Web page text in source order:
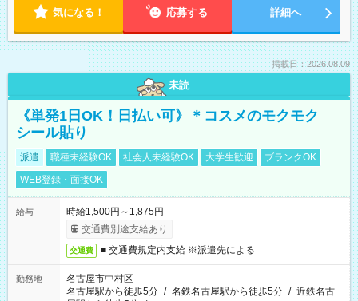
気になる！ 応募する 詳細へ
掲載日：2026.08.09
未読
《単発1日OK！日払い可》＊コスメのモクモク
シール貼り
派遣 職種未経験OK 社会人未経験OK 大学生歓迎
ブランクOK
WEB登録・面接OK
給与
時給1,500円～1,875円
交通費別途支給あり
交通費 ■ 交通費規定内支給 ※派遣先による
勤務地
名古屋市中村区
名古屋駅から徒歩5分 / 名鉄名古屋駅から徒歩5分 / 近鉄名古